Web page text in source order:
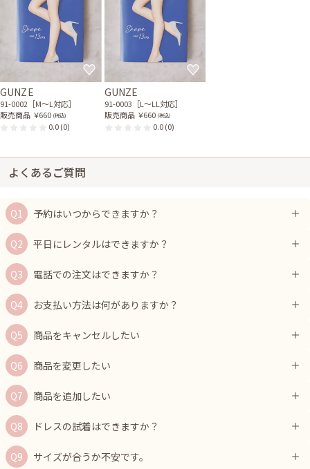
GUNZE
91-0002［M〜L対応］
販売商品 ￥660 (税込)
0.0(0)
GUNZE
91-0003［L〜LL対応］
販売商品 ￥660 (税込)
0.0(0)
よくあるご質問
予約はいつからできますか？
平日にレンタルはできますか？
電話での注文はできますか？
お支払い方法は何がありますか？
商品をキャンセルしたい
商品を変更したい
商品を追加したい
ドレスの試着はできますか？
サイズが合うか不安です。